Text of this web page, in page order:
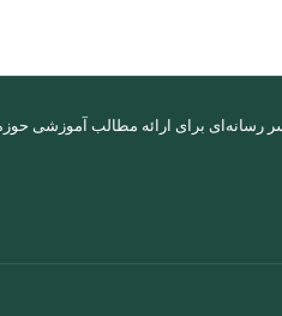
رسانه‌ای برای ارائه مطالب آموزشی